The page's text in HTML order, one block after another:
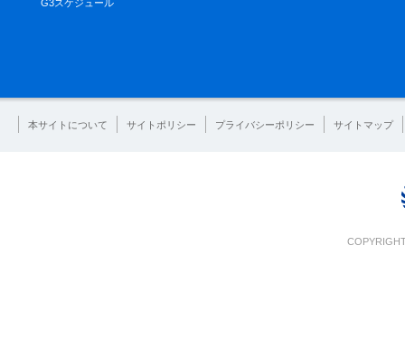
G3スケジュール
本サイトについて サイトポリシー プライバシーポリシー サイトマップ